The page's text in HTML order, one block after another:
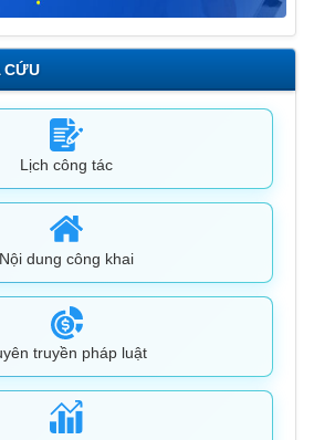
CỨU
Lịch công tác
Nội dung công khai
truyền pháp luật